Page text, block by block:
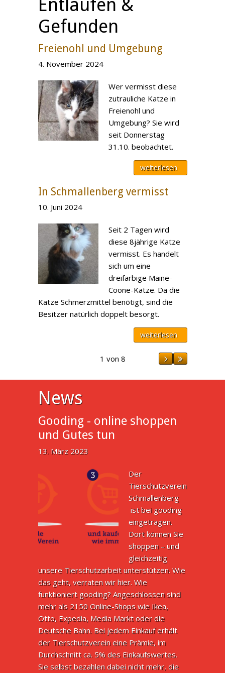
Entlaufen &
Gefunden
Freienohl und Umgebung
4. November 2024
Wer vermisst diese
zutrauliche Katze in
Freienohl und
Umgebung? Sie wird
seit Donnerstag
31.10. beobachtet.
weiterlesen
In Schmallenberg vermisst
10. Juni 2024
Seit 2 Tagen wird
diese 8jährige Katze
vermisst. Es handelt
sich um eine
dreifarbige Maine-
Coone-Katze. Da die
Katze Schmerzmittel benötigt, sind die
Besitzer natürlich doppelt besorgt.
weiterlesen
1 von 8
News
Gooding - online shoppen
und Gutes tun
13. März 2023
Der
Tierschutzverein
Schmallenberg
ist bei gooding
eingetragen.
Dort können Sie
shoppen – und
gleichzeitig
unsere Tierschutzarbeit unterstützen. Wie
das geht, verraten wir hier. Wie
funktioniert gooding? Angeschlossen sind
mehr als 2150 Online-Shops wie Ikea,
Otto, Expedia, Media Markt oder die
Deutsche Bahn. Bei jedem Einkauf erhält
der Tierschutzverein eine Prämie, im
Durchschnitt ca. 5% des Einkaufswertes.
Sie selbst bezahlen dabei nicht mehr, die